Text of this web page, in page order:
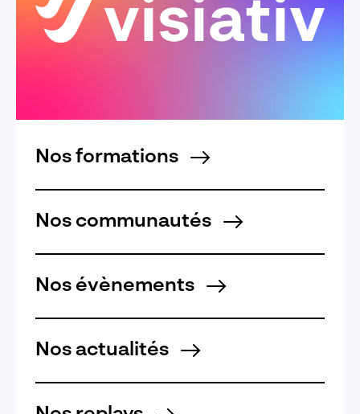
Nos formations
Nos communautés
Nos évènements
Nos actualités